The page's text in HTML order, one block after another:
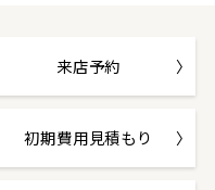
来店予約
初期費用見積もり